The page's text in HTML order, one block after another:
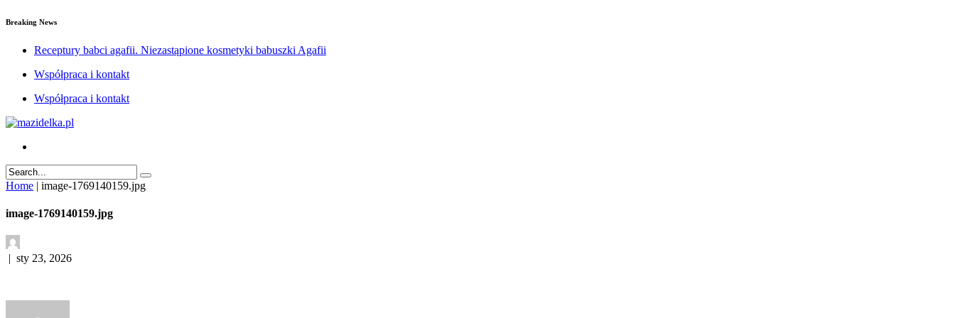
Breaking News
Receptury babci agafii. Niezastąpione kosmetyki babuszki Agafii
Współpraca i kontakt
Współpraca i kontakt
Home | image-1769140159.jpg
image-1769140159.jpg
sty 23, 2026